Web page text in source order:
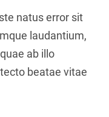
M
es
m
natus error sit
laudantium,
ab illo
beatae vitae